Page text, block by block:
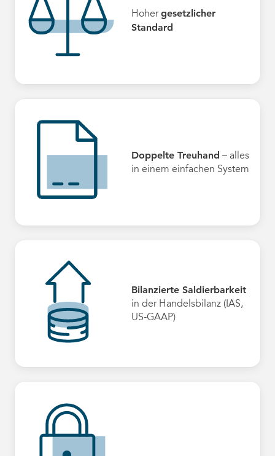
Hohergesetzlicher
Standard
Doppelte Treuhand – alles
in einem einfachen System
Bilanzierte Saldierbarkeit
in der Handelsbilanz (IAS,
US-GAAP)